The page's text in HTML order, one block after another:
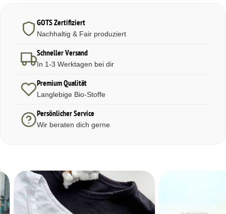
GOTS Zertifiziert
Nachhaltig & Fair produziert
Schneller Versand
In 1-3 Werktagen bei dir
Premium Qualität
Langlebige Bio-Stoffe
Persönlicher Service
Wir beraten dich gerne